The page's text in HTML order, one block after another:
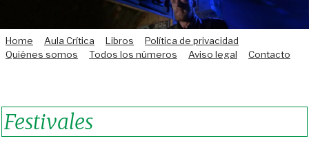
Home Aula Crítica Libros
Política de privacidad
Quiénes somos
Todos los números Aviso legal Contacto
Festivales